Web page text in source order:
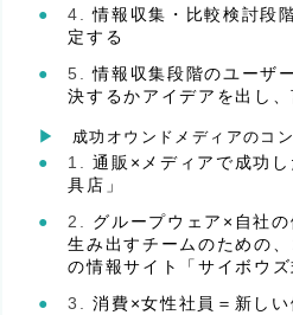
情報収集・比較検討段
定する
情報収集段階のユーザ
決するかアイデアを出し
成功オウンドメディアのコ
通販×メディアで成功
具店」
グループウェア×自社
生み出すチームのための
の情報サイト「サイボウズ
消費×女性社員＝新し